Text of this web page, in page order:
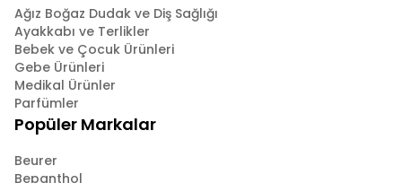
Ağız Boğaz Dudak ve Diş Sağlığı
Ayakkabı ve Terlikler
Bebek ve Çocuk Ürünleri
Gebe Ürünleri
Medikal Ürünler
Parfümler
Popüler Markalar
Beurer
Bepanthol